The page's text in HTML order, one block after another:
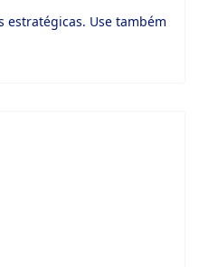
estratégicas. Use também